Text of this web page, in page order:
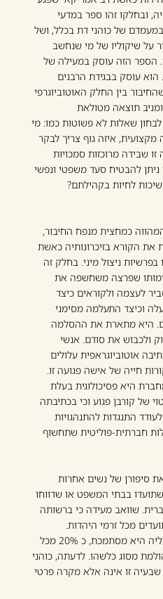
ובחלקו זהו ספר במדעי
של כוהני דת בכלל, ושל
על שיקוליו של מי שנחשב
הספר הזה עוסק במעילה של
הוא עוסק בבגידת הרבנים
בין החלק האוטוביוגרפי
תוצאה מטולאת
שאלות לא פשוטות כמו: מי
איזה גוף צריך לבקר
שבידה מרוכזות סמכויות
ניתן להבטיח סעד משפטי ונפשי
לחיות בקהילתם?
כמחצית מנפח החיבור,
הקורא בזיכרונותיה כאשת
ניצול מיני. בחלק זה
שפרצה משחשפה את
לעצמה ולקוראים כיצד
וכיצד התעלמה מסימני
היא מתארת את ההסלמה
ולכבוש את סודם. אנשי
אוטוביוגראפית עלולים
חייה של אישה פגועה זו.
היא פסיכולוגית בעלת
של קורבן פגוע וכי בכתיבתה
התנגדות להתנהגויות
חברתית-פוליטית שתחשוף
סיפורן של נשים אחרות
בבתי המשפט או שדווחו
שוואב מעידה כי ברשותה
מכל זרמי היהדות.
להערכתה, ולהערכת מומחים אחרים עליה היא מסתמכת, כ 20% מכל
מסוג כלשהו. לדעתה, כוהני
שבעיה זו אינה אלא מקרה פרטי